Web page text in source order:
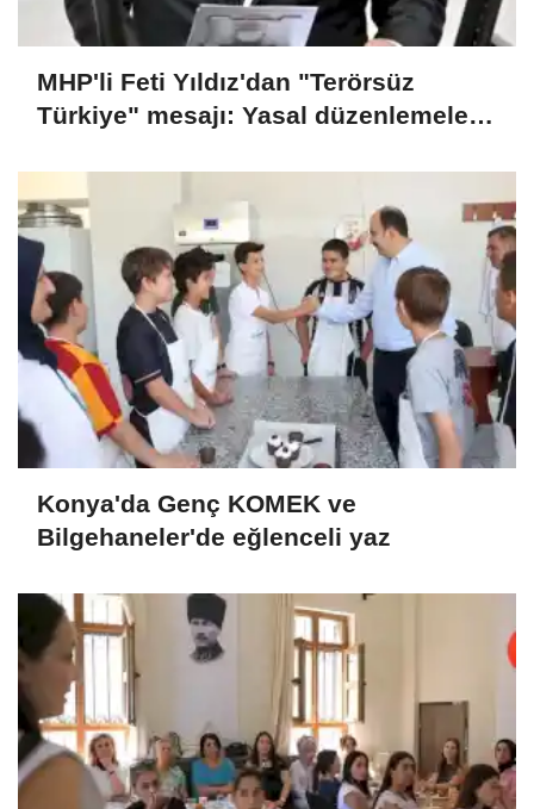
MHP'li Feti Yıldız'dan "Terörsüz
Türkiye" mesajı: Yasal düzenlemeler
Konya'da Genç KOMEK ve
Bilgehaneler'de eğlenceli yaz